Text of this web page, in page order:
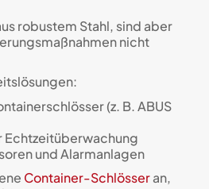
robustem Stahl, sind aber
nicht
(z. B. ABUS
Echtzeitüberwachung
und Alarmanlagen
Container-Schlösseran,